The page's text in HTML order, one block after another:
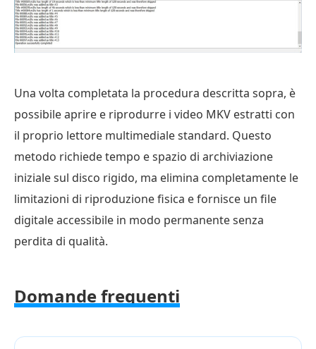
Una volta completata la procedura descritta sopra, è
possibile aprire e riprodurre i video MKV estratti con
il proprio lettore multimediale standard. Questo
metodo richiede tempo e spazio di archiviazione
iniziale sul disco rigido, ma elimina completamente le
limitazioni di riproduzione fisica e fornisce un file
digitale accessibile in modo permanente senza
perdita di qualità.
Domande frequenti